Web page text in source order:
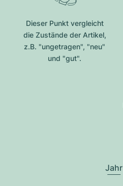
Dieser Punkt vergleicht
die Zustände der Artikel,
z.B. "ungetragen", "neu"
und "gut".
Jahr